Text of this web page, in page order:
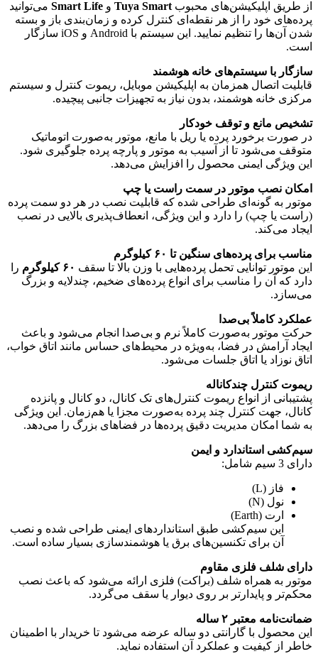
از طریق اپلیکیشن‌های محبوب Tuya Smart و Smart Life می‌توانید
پرده‌های خود را از هر نقطه‌ای کنترل کرده و زمان‌بندی باز و بسته
شدن آن‌ها را تنظیم نمایید. این سیستم با Android و iOS سازگار
است.
سازگار با سیستم‌های خانه هوشمند
قابلیت اتصال همزمان به اپلیکیشن موبایل، ریموت کنترل و سیستم
مرکزی خانه هوشمند، بدون نیاز به تجهیزات جانبی پیچیده.
تشخیص مانع و توقف خودکار
در صورت برخورد پرده یا ریل با مانع، موتور به‌صورت اتوماتیک
متوقف می‌شود تا از آسیب به موتور و پارچه پرده جلوگیری شود.
این ویژگی ایمنی محصول را افزایش می‌دهد.
امکان نصب موتور در سمت راست یا چپ
موتور به گونه‌ای طراحی شده که قابلیت نصب در هر دو سمت پرده
(راست یا چپ) را دارد و این ویژگی، انعطاف‌پذیری بالایی در نصب
ایجاد می‌کند.
مناسب برای پرده‌های سنگین تا ۶۰ کیلوگرم
این موتور توانایی تحمل پرده‌هایی با وزن بالا تا سقف ۶۰ کیلوگرم
را
دارد که آن را مناسب برای انواع پرده‌های ضخیم، چندلایه و بزرگ
می‌سازد.
عملکرد کاملاً بی‌صدا
حرکت موتور به‌صورت کاملاً نرم و بی‌صدا انجام می‌شود و باعث
ایجاد آرامش در فضا، به‌ویژه در محیط‌های حساس مانند اتاق خواب،
اتاق نوزاد یا اتاق جلسات می‌شود.
ریموت کنترل چندکاناله
پشتیبانی از انواع ریموت کنترل‌های تک کانال، دو کانال و پانزده
کانال، جهت کنترل چند پرده به‌صورت مجزا یا هم‌زمان. این ویژگی
به شما امکان مدیریت دقیق پرده‌ها در فضاهای بزرگ را می‌دهد.
سیم‌کشی استاندارد و ایمن
دارای 3 سیم شامل:
فاز (L)
نول (N)
ارت (Earth)
این سیم‌کشی طبق استانداردهای ایمنی طراحی شده و نصب
آن برای تکنسین‌های برق یا هوشمندسازی بسیار ساده است.
دارای شلف فلزی مقاوم
موتور به همراه شلف (براکت) فلزی ارائه می‌شود که باعث نصب
محکم‌تر و پایدارتر بر روی دیوار یا سقف می‌گردد.
ضمانت‌نامه معتبر ۲ ساله
این محصول با گارانتی دو ساله عرضه می‌شود تا خریدار با اطمینان
خاطر از کیفیت و عملکرد آن استفاده نماید.